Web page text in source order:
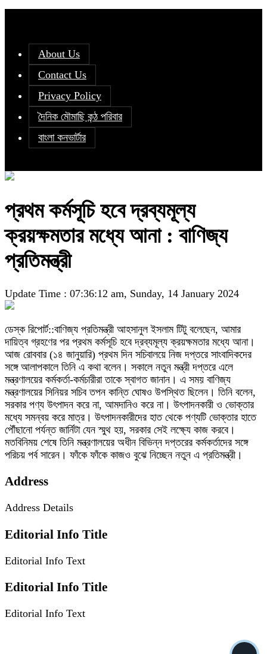
About Us
Contact Us
Privacy Policy
দৈনিক মৌমাছি কন্ঠ পরিবার
বাংলা কনভার্টার
প্রথম কর্মসূচি হবে দ্রব্যমূল্য
ক্রয়ক্ষমতার মধ্যে আনা : বাণিজ্য
প্রতিমন্ত্রী
Update Time : 07:36:12 am, Sunday, 14 January 2024
ডেস্ক রিপোর্ট::বাণিজ্য প্রতিমন্ত্রী আহসানুল ইসলাম টিটু বলেছেন, আমার
দায়িত্ব গ্রহণের পর প্রথম কর্মসূচি হবে দ্রব্যমূল্য ক্রয়ক্ষমতার মধ্যে আনা।
আজ রোববার (১৪ জানুয়ারি) প্রথম দিন সচিবালয়ে নিজ দপ্তরে সাংবাদিকদের
সঙ্গে আলাপকালে তিনি এ কথা বলেন। সকালে নতুন মন্ত্রী দপ্তরে এলে
মন্ত্রণালয়ের কর্মকর্তা-কর্মচারীরা তাকে স্বাগত জানান। এ সময় বাণিজ্য
মন্ত্রণালয়ের সিনিয়র সচিব তপন কান্তি ঘোষও উপস্থিত ছিলেন। তিনি বলেন,
সরকার পণ্য উৎপাদন করে না, আমদানিও করে না। উৎপাদনকারী ও ভোক্তার
মধ্যে সমন্বয় করে মাত্র। উৎপাদনকারীদের হাত থেকে পণ্যটি ভোক্তার হাতে
পৌঁছানো পর্যন্ত জার্নিটা যেন স্মুথ হয়, সরকার সেই লক্ষ্যে কাজ করবে।
মতবিনিময় শেষে তিনি মন্ত্রণালয়ের অধীন বিভিন্ন দপ্তরের কর্মকর্তাদের সঙ্গে
পরিচয় পর্ব সারেন। ফাঁকে ফাঁকে কাজও বুঝে নিচ্ছেন নতুন এ প্রতিমন্ত্রী।
Address
Address Details
Editorial Info Title
Editorial Info Text
Editorial Info Title
Editorial Info Text